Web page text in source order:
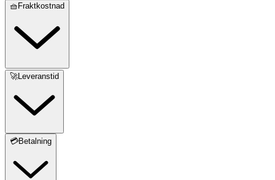
🧺Fraktkostnad
🚀Leveranstid
💳Betalning